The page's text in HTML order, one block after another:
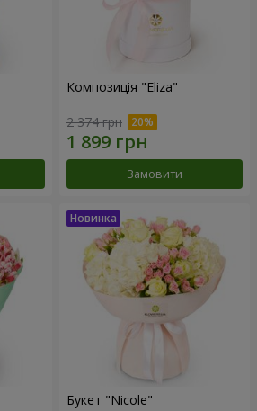
Композиція "Eliza"
2 374 грн
Замовити
Букет "Nicole"